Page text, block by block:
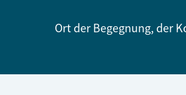
Ort der Begegnung, der